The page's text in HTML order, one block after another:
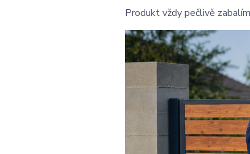
Produkt vždy pečlivě